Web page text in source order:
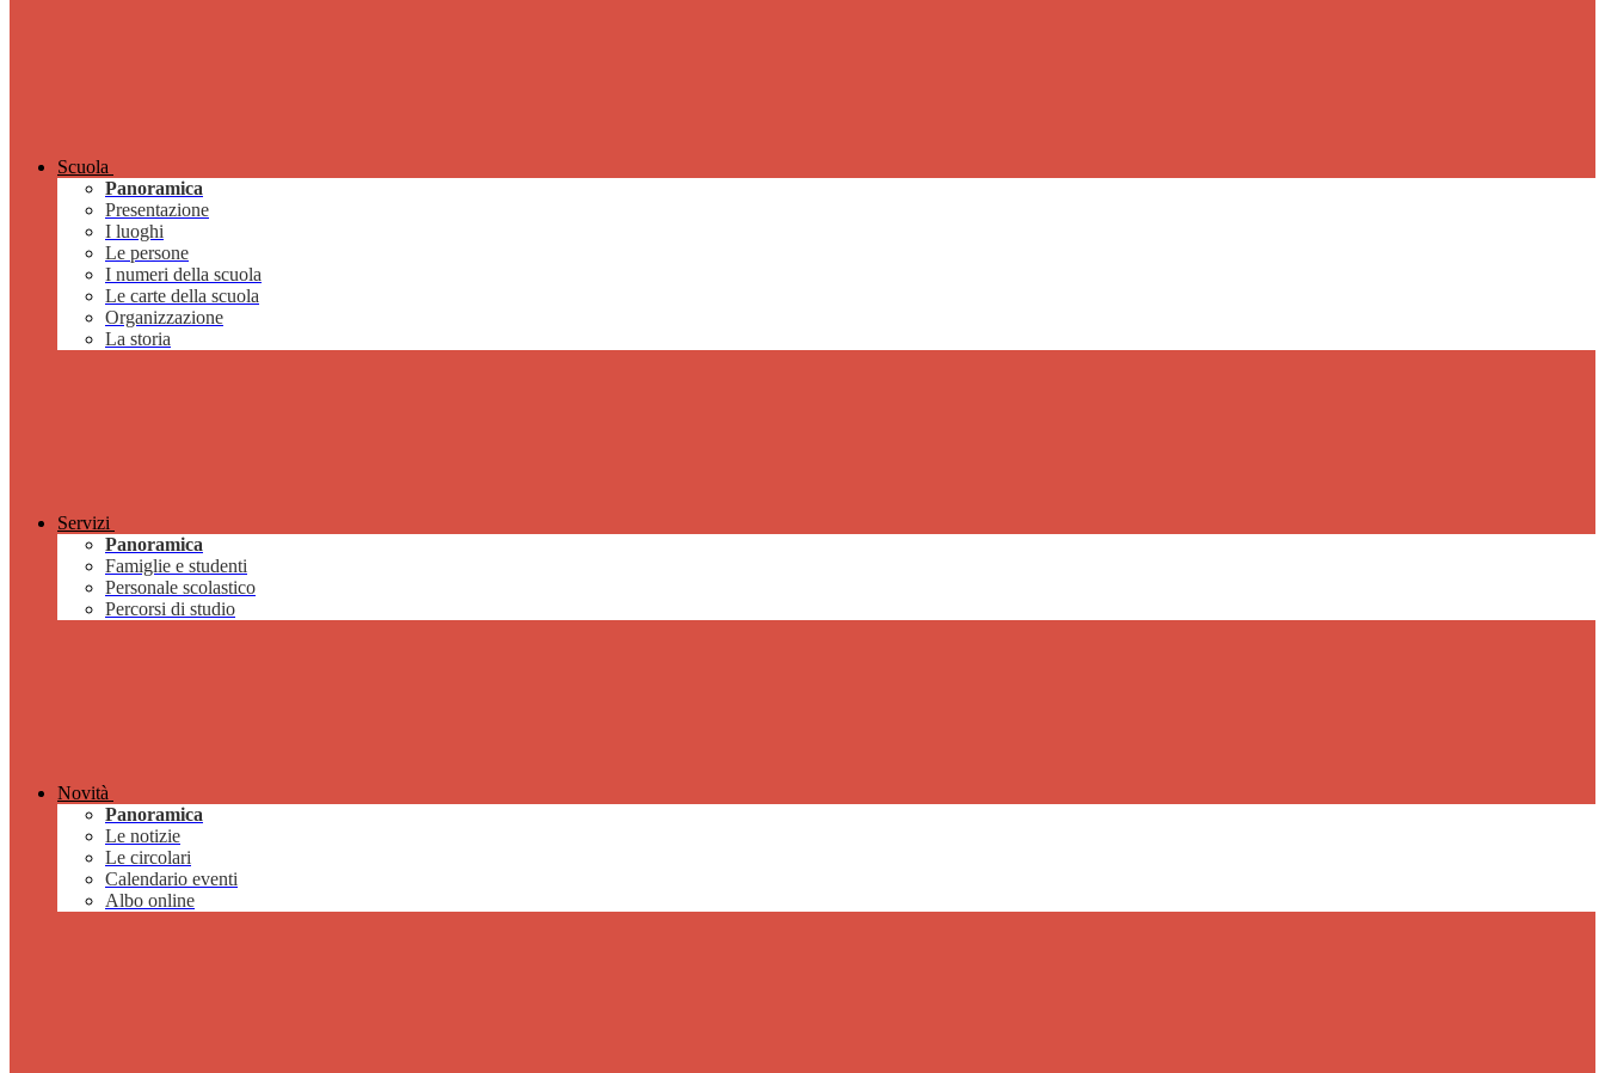
Scuola
Panoramica
Presentazione
I luoghi
Le persone
I numeri della scuola
Le carte della scuola
Organizzazione
La storia
Servizi
Panoramica
Famiglie e studenti
Personale scolastico
Percorsi di studio
Novità
Panoramica
Le notizie
Le circolari
Calendario eventi
Albo online